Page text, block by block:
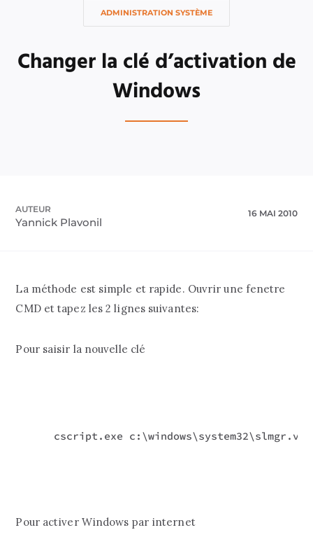
ADMINISTRATION SYSTÈME
Changer la clé d’activation de
Windows
AUTEUR
Yannick Plavonil
16 MAI 2010
La méthode est simple et rapide. Ouvrir une fenetre
CMD et tapez les 2 lignes suivantes:
Pour saisir la nouvelle clé
cscript.exe c:\windows\system32\slmgr.vbs /
Pour activer Windows par internet